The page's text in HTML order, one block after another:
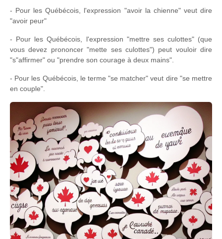
- Pour les Québécois, l'expression "avoir la chienne" veut dire
"avoir peur"
- Pour les Québécois, l'expression "mettre ses culottes" (que
vous devez prononcer "mette ses culottes") peut vouloir dire
"s"affirmer" ou "prendre son courage à deux mains".
- Pour les Québécois, le terme "se matcher" veut dire "se mettre
en couple".